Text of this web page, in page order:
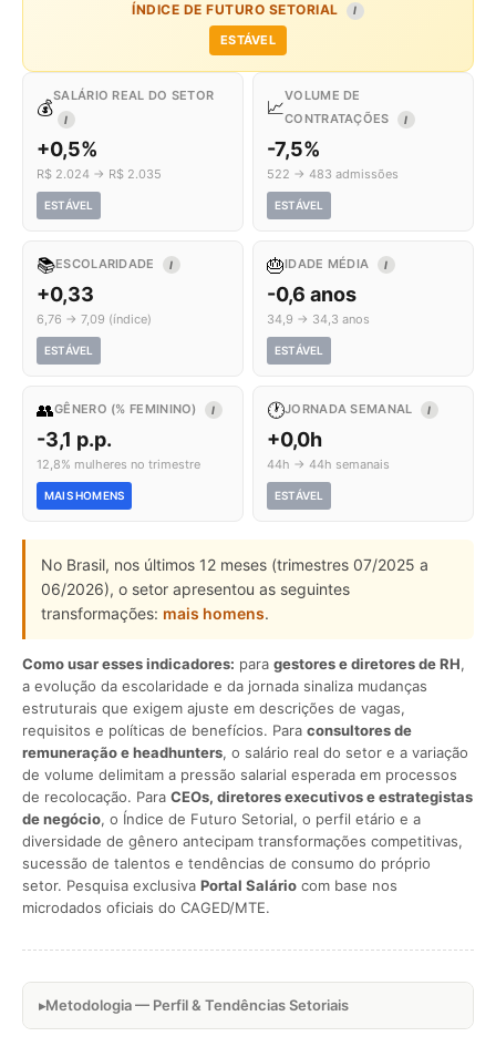
ÍNDICE DE FUTURO SETORIAL I
ESTÁVEL
💰
SALÁRIO REAL DO SETOR
I
+0,5%
R$ 2.024 → R$ 2.035
ESTÁVEL
📈
VOLUME DE
CONTRATAÇÕES
I
-7,5%
522 → 483 admissões
ESTÁVEL
📚ESCOLARIDADE I
+0,33
6,76 → 7,09 (índice)
ESTÁVEL
🎂IDADE MÉDIA I
-0,6 anos
34,9 → 34,3 anos
ESTÁVEL
👥GÊNERO (% FEMININO) I
-3,1 p.p.
12,8% mulheres no trimestre
MAIS HOMENS
🕐JORNADA SEMANAL I
+0,0h
44h → 44h semanais
ESTÁVEL
No Brasil, nos últimos 12 meses (trimestres 07/2025 a
06/2026), o setor apresentou as seguintes
transformações: mais homens.
Como usar esses indicadores: para gestores e diretores de RH,
a evolução da escolaridade e da jornada sinaliza mudanças
estruturais que exigem ajuste em descrições de vagas,
requisitos e políticas de benefícios. Para consultores de
remuneração e headhunters, o salário real do setor e a variação
de volume delimitam a pressão salarial esperada em processos
de recolocação. Para CEOs, diretores executivos e estrategistas
de negócio, o Índice de Futuro Setorial, o perfil etário e a
diversidade de gênero antecipam transformações competitivas,
sucessão de talentos e tendências de consumo do próprio
setor. Pesquisa exclusiva Portal Salário com base nos
microdados oficiais do CAGED/MTE.
Metodologia — Perfil & Tendências Setoriais